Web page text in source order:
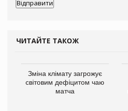
ЧИТАЙТЕ ТАКОЖ
Зміна клімату загрожує
світовим дефіцитом чаю
матча